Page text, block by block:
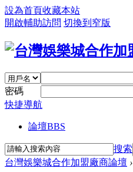
設為首頁收藏本站
開啟輔助訪問 切換到窄版
密碼
快捷導航
論壇BBS
搜索
台灣娛樂城合作加盟廠商論壇 ›